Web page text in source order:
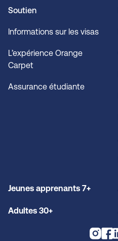
Soutien
Informations sur les visas
L’expérience Orange
Carpet
Assurance étudiante
Jeunes apprenants 7+
Adultes 30+